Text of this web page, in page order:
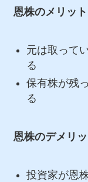
恩株のメリット
元は取って
る
保有株が残
る
恩株のデメリッ
投資家が恩